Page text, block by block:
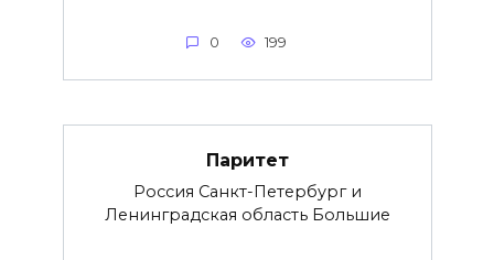
0 199
Паритет
Россия Санкт-Петербург и
Ленинградская область Большие